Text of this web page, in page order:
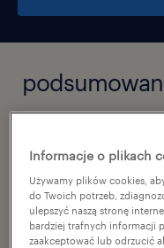
временная
pełen etat
Informacje o plikach
Używamy plików cookies,
do Twoich potrzeb,
ulepszyć naszą stronę
bardziej trafnych informacji
zaakceptować lub odrzucić